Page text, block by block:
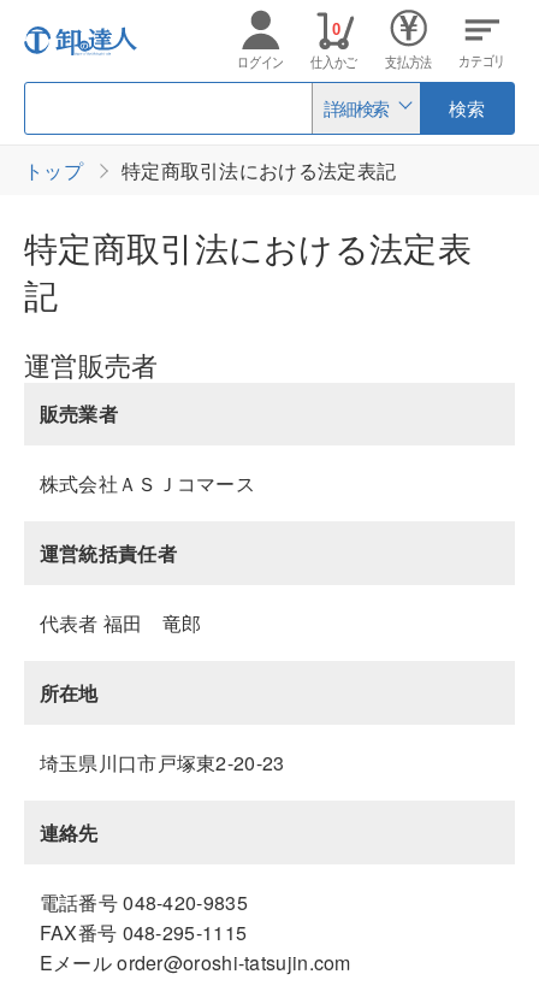
詳細検索 検索
ログイン 仕入かご
0
支払方法 カテゴリ
トップ 特定商取引法における法定表記
特定商取引法における法定表
記
運営販売者
販売業者
株式会社ＡＳＪコマース
運営統括責任者
代表者 福田 竜郎
所在地
埼玉県川口市戸塚東2-20-23
連絡先
電話番号 048-420-9835
FAX番号 048-295-1115
Eメール order@oroshi-tatsujin.com